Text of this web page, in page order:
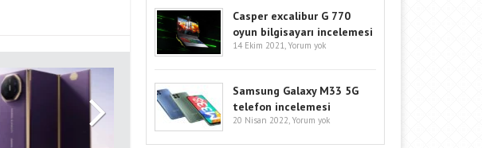
Casper excalibur G 770
oyun bilgisayarı incelemesi
14 Ekim 2021, Yorum yok
Samsung Galaxy M33 5G
telefon incelemesi
20 Nisan 2022, Yorum yok